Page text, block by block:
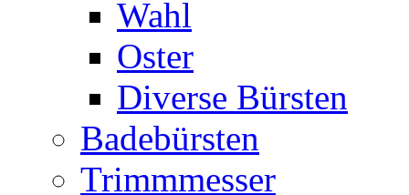
Wahl
Oster
Diverse Bürsten
Badebürsten
Trimmmesser